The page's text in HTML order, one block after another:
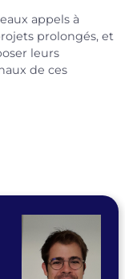
appels à
prolongés, et
leurs
de ces